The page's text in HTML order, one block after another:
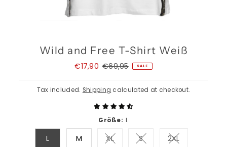
Wild and Free T-Shirt Weiß
Sale
€17,90 Regular
€69,95 SALE
Tax included. Shipping calculated at checkout.
Größe: L
L M XLVariant sold out or unavailable
SVariant sold out or
2XLVariant sold